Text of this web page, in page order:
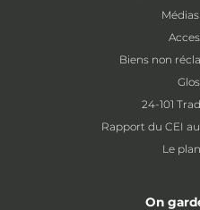
Biens non
24-101
Rapport du CEI
Le
On